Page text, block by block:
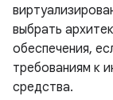
выбрать
обеспечения,
требованиям к
средства.